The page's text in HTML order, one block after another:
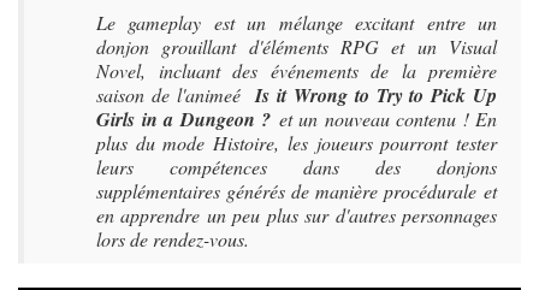
Le gameplay est un mélange excitant entre un
donjon grouillant d'éléments RPG et un Visual
Novel, incluant des événements de la première
saison de l'animeéIs it Wrong to Try to Pick Up
Girls in a Dungeon ? et un nouveau contenu ! En
plus du mode Histoire, les joueurs pourront tester
leurs compétences dans des donjons
supplémentaires générés de manière procédurale et
en apprendre un peu plus sur d'autres personnages
lors de rendez-vous.